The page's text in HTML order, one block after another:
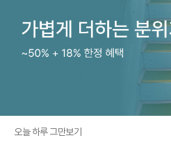
오늘 하루 그만보기
PRE-FALL PREVIEW
카테고리